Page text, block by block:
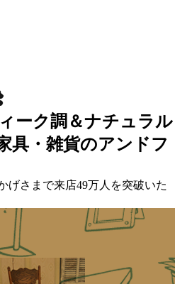
ーク調＆ナチュラル
具・雑貨のアンドフ
さまで来店49万人を突破いた